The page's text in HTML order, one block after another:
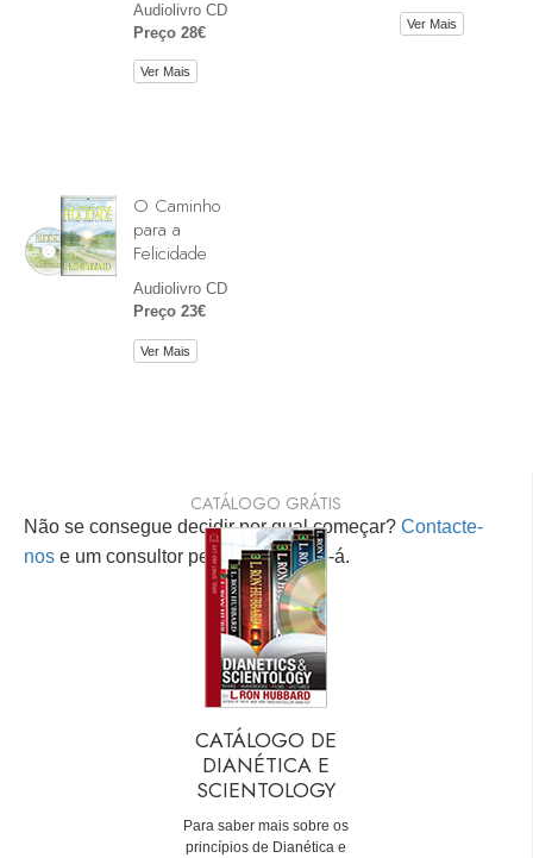
Audiolivro CD
Preço 28€
Ver Mais
Ver Mais
O Caminho
para a
Felicidade
Audiolivro CD
Preço 23€
Ver Mais
Não se consegue decidir por qual começar? Contacte-
nos e um consultor pessoal ajudá-lo-á.
CATÁLOGO GRÁTIS
CATÁLOGO DE
DIANÉTICA E
SCIENTOLOGY
Para saber mais sobre os
princípios de Dianética e